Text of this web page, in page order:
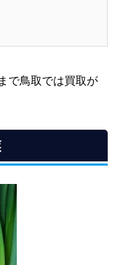
で鳥取では買取が